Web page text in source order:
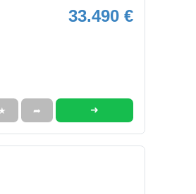
33.490 €
➦ ➜